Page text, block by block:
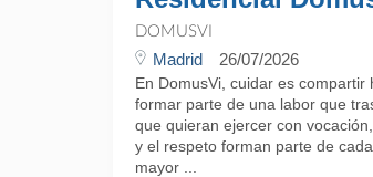
DOMUSVI
Madrid 26/07/2026
En DomusVi, cuidar es
formar parte de una labor que
que quieran ejercer con
y el respeto forman parte de
mayor ...